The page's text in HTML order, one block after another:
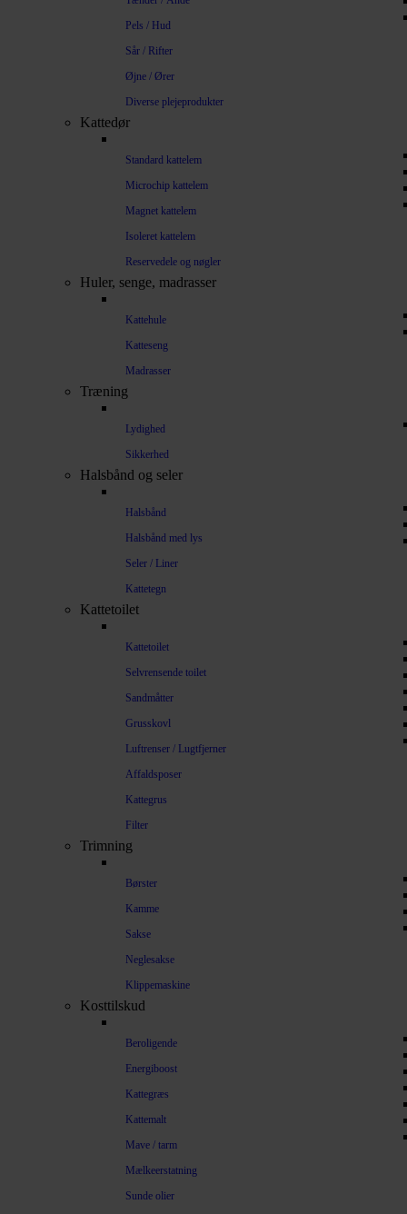
Pels / Hud
Sår / Rifter
Øjne / Ører
Diverse plejeprodukter
Kattedør
Standard kattelem
Microchip kattelem
Magnet kattelem
Isoleret kattelem
Reservedele og nøgler
Huler, senge, madrasser
Kattehule
Katteseng
Madrasser
Træning
Lydighed
Sikkerhed
Halsbånd og seler
Halsbånd
Halsbånd med lys
Seler / Liner
Kattetegn
Kattetoilet
Kattetoilet
Selvrensende toilet
Sandmåtter
Grusskovl
Luftrenser / Lugtfjerner
Affaldsposer
Kattegrus
Filter
Trimning
Børster
Kamme
Sakse
Neglesakse
Klippemaskine
Kosttilskud
Beroligende
Energiboost
Kattegræs
Kattemalt
Mave / tarm
Mælkeerstatning
Sunde olier